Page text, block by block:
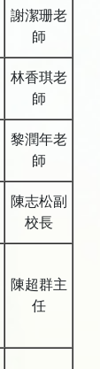
謝潔珊老
師
林香琪老
師
黎潤年老
師
陳志松副
校長
陳超群主
任